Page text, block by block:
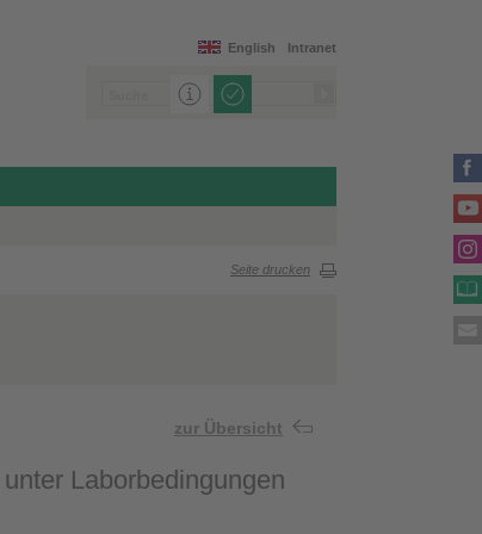
Intranet
English
Seite drucken
zur Übersicht
Laborbedingungen